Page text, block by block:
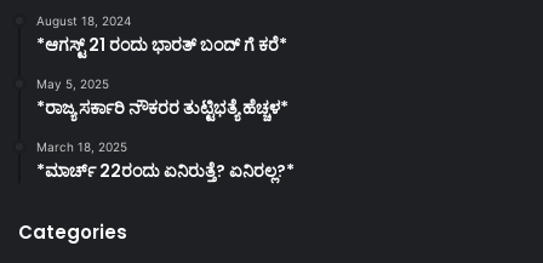
August 18, 2024
*ಆಗಸ್ಟ್ 21 ರಂದು ಭಾರತ್‌ ಬಂದ್‌ ಗೆ ಕರೆ*
May 5, 2025
*ರಾಜ್ಯ ಸರ್ಕಾರಿ ನೌಕರರ ತುಟ್ಟಿಭತ್ಯೆ ಹೆಚ್ಚಳ*
March 18, 2025
*ಮಾರ್ಚ್ 22ರಂದು ಏನಿರುತ್ತೆ? ಏನಿರಲ್ಲ?*
Categories